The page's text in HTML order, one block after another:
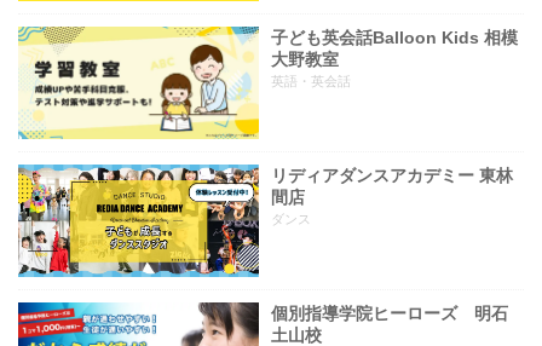
子ども英会話Balloon Kids 相模
大野教室
英語・英会話
リディアダンスアカデミー 東林
間店
ダンス
個別指導学院ヒーローズ 明石
土山校